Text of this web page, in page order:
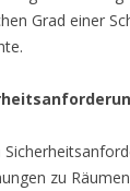
Grad einer
zu